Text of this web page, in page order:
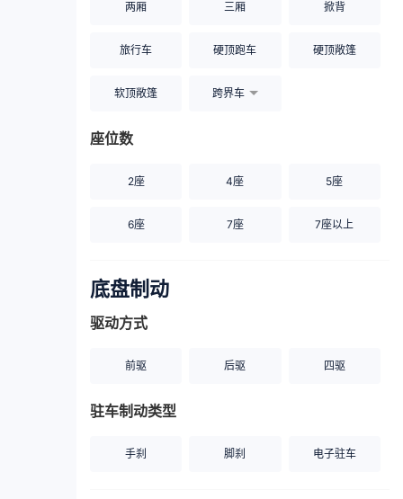
两厢 三厢 掀背
旅行车 硬顶跑车 硬顶敞篷
软顶敞篷 跨界车
座位数
2座 4座 5座
6座 7座 7座以上
底盘制动
驱动方式
前驱 后驱 四驱
驻车制动类型
手刹 脚刹 电子驻车